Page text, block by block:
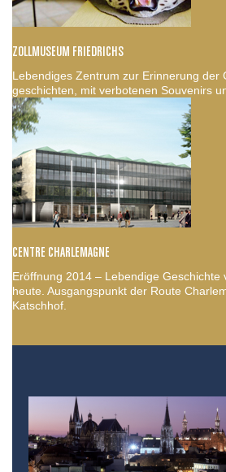
ZOLLMUSEUM FRIEDRICHS
Lebendiges Zentrum zur Erinnerung der
geschichten, mit verbotenen Souvenirs
CENTRE CHARLEMAGNE
Eröffnung 2014 – Lebendige Geschichte
heute. Ausgangspunkt der Route
Katschhof.